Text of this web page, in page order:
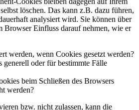
löschen. Das kann z.B. dazu führen,
analysiert wird. Sie können über
Browser Einfluss darauf nehmen, wie er
werden, wenn Cookies gesetzt werden?
generell oder für bestimmte Fälle
beim Schließen des Browsers
werden?
bzw. nicht zulassen, kann die